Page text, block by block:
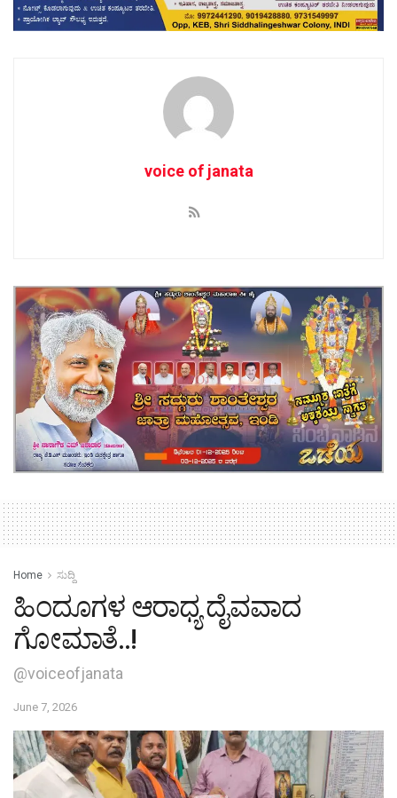
voice of janata
Home ಸುದ್ದಿ
ಹಿಂದೂಗಳ ಆರಾಧ್ಯ ದೈವವಾದ
ಗೋಮಾತೆ..!
@voiceofjanata
June 7, 2026